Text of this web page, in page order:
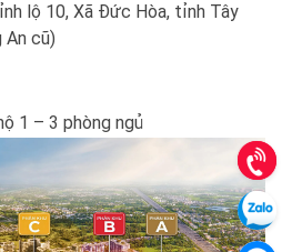
lộ 10, Xã Đức Hòa, tỉnh Tây
An cũ)
1 – 3 phòng ngủ